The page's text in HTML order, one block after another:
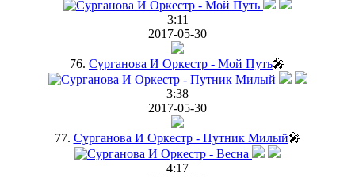
3:11
2017-05-30
76. Сурганова И Оркестр - Мой Путь🎤
3:38
2017-05-30
77. Сурганова И Оркестр - Путник Милый🎤
4:17